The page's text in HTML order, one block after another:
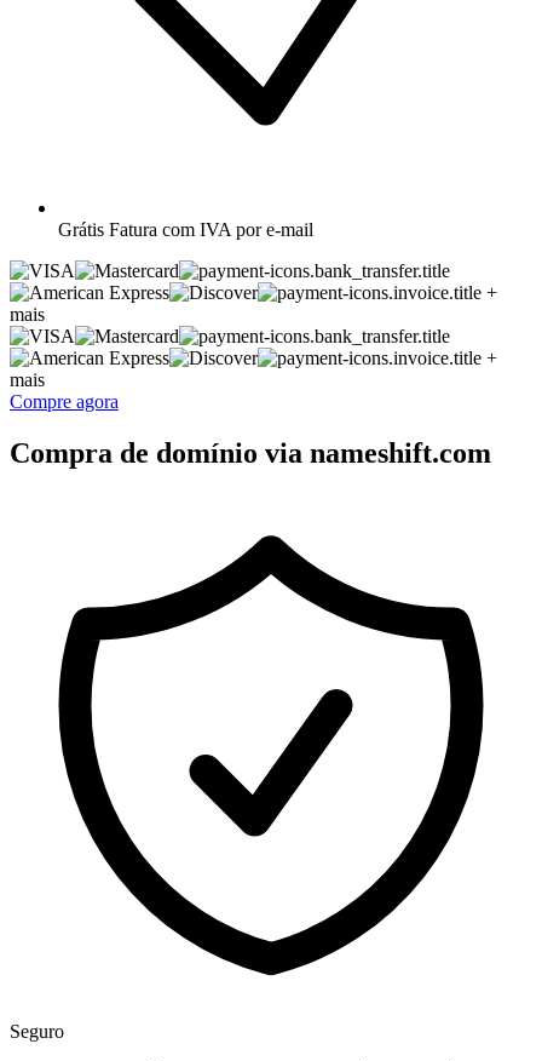
Grátis Fatura com IVA por e-mail
+
mais
+
mais
Compre agora
Compra de domínio via nameshift.com
Seguro